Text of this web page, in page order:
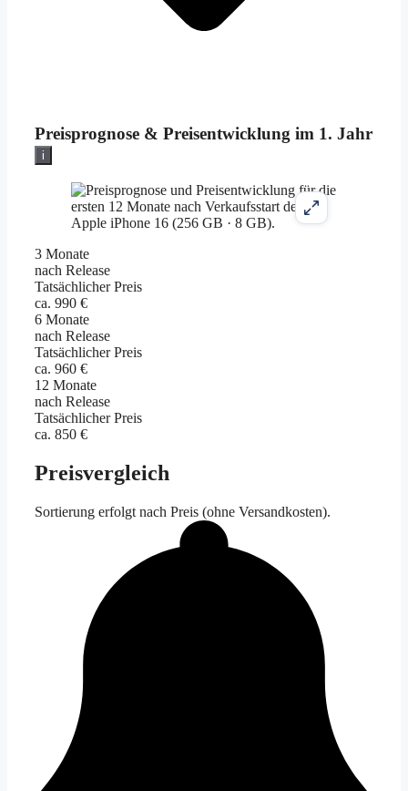
Preisprognose & Preisentwicklung im 1. Jahr
i
3 Monate
nach Release
Tatsächlicher Preis
ca. 990 €
6 Monate
nach Release
Tatsächlicher Preis
ca. 960 €
12 Monate
nach Release
Tatsächlicher Preis
ca. 850 €
Preisvergleich
Sortierung erfolgt nach Preis (ohne Versandkosten).